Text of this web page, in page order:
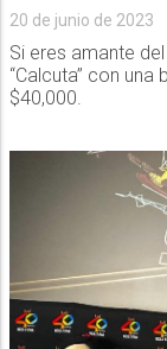
20 de junio de 2023
Si eres amante
“Calcuta” con
$40,000.